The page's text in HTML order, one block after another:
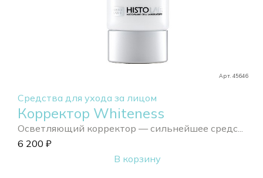
Арт. 45646
Средства для ухода за лицом
Корректор Whiteness
Осветляющий корректор — сильнейшее средс...
6 200 ₽
В корзину